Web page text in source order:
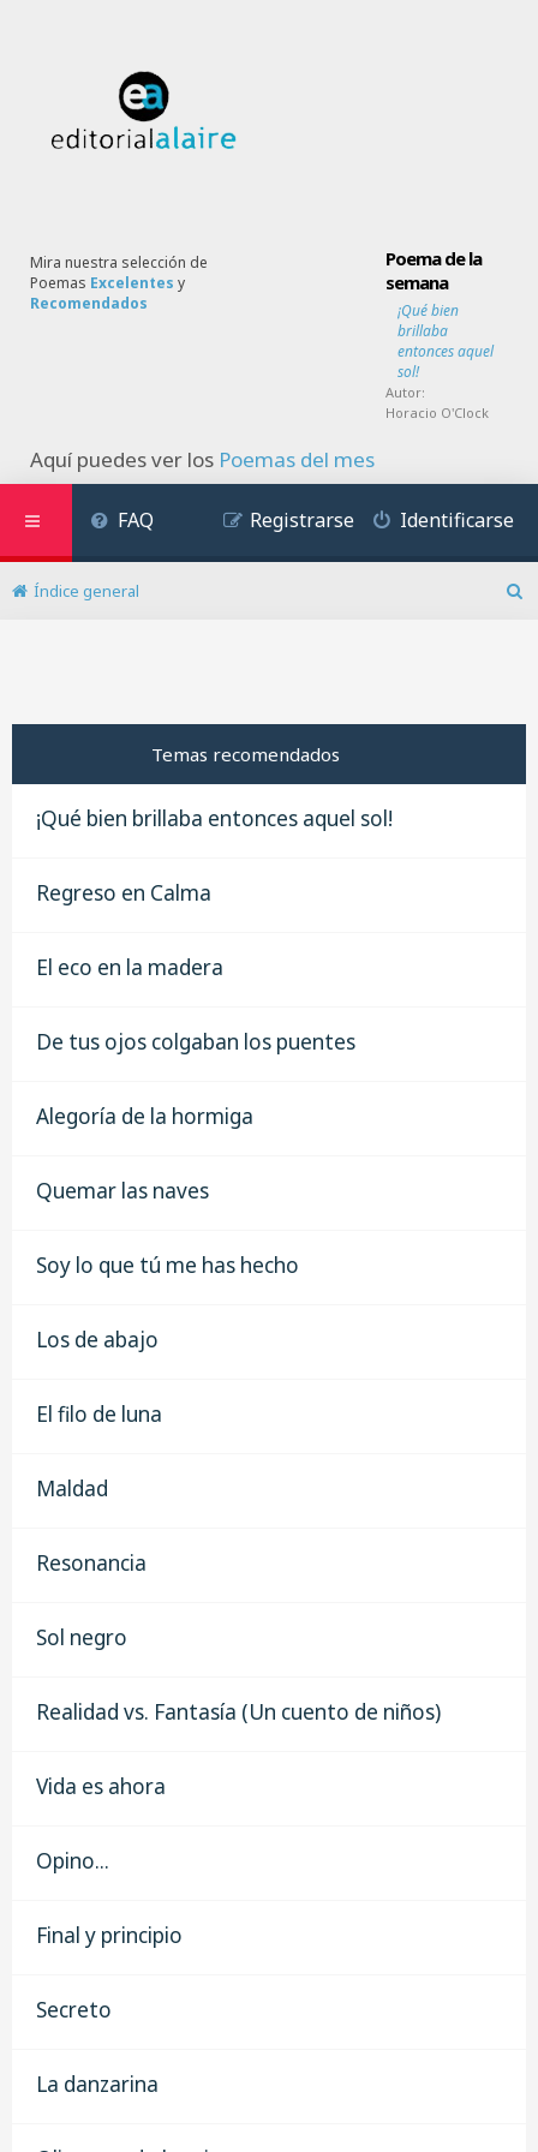
Mira nuestra selección de
Poemas Excelentes y
Recomendados
Poema de la
semana
¡Qué bien
brillaba
entonces aquel
sol!
Autor:
Horacio O'Clock
Aquí puedes ver los Poemas del mes
FAQ Identificarse
Registrarse
Índice general
Temas recomendados
¡Qué bien brillaba entonces aquel sol!
Regreso en Calma
El eco en la madera
De tus ojos colgaban los puentes
Alegoría de la hormiga
Quemar las naves
Soy lo que tú me has hecho
Los de abajo
El filo de luna
Maldad
Resonancia
Sol negro
Realidad vs. Fantasía (Un cuento de niños)
Vida es ahora
Opino...
Final y principio
Secreto
La danzarina